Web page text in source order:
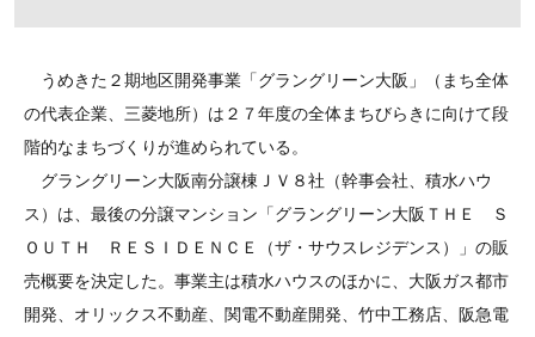
うめきた２期地区開発事業「グラングリーン大阪」（まち全体
の代表企業、三菱地所）は２７年度の全体まちびらきに向けて段
階的なまちづくりが進められている。
グラングリーン大阪南分譲棟ＪＶ８社（幹事会社、積水ハウ
ス）は、最後の分譲マンション「グラングリーン大阪ＴＨＥ Ｓ
ＯＵＴＨ ＲＥＳＩＤＥＮＣＥ（ザ・サウスレジデンス）」の販
売概要を決定した。事業主は積水ハウスのほかに、大阪ガス都市
開発、オリックス不動産、関電不動産開発、竹中工務店、阪急電